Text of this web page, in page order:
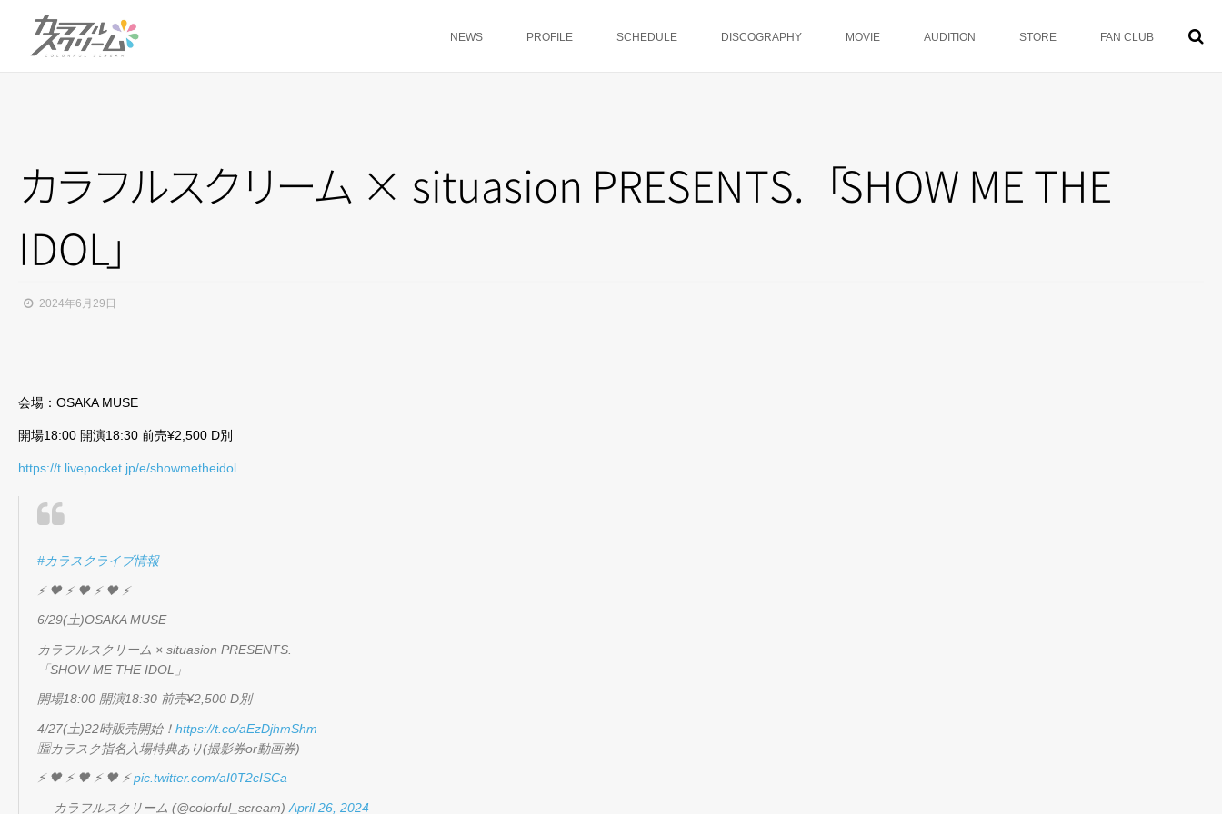
NEWS PROFILE SCHEDULE DISCOGRAPHY MOVIE AUDITION STORE FAN CLUB
カラフルスク リ ーム × situasion PRESENTS. 「SHOW ME THE
IDOL 」
2024年6月29日
会場：OSAKA MUSE
開場18:00 開演18:30 前売¥2,500 D別
https://t.livepocket.jp/e/showmetheidol
#カラスクライブ情報
⚡️ 🖤 ⚡️ 🖤 ⚡️ 🖤 ⚡️
6/29(土)OSAKA MUSE
カラフルスクリーム × situasion PRESENTS.
「SHOW ME THE IDOL」
開場18:00 開演18:30 前売¥2,500 D別
4/27(土)22時販売開始！ https://t.co/aEzDjhmShm
🈯️カラスク指名入場特典あり(撮影券or動画券)
⚡️ 🖤 ⚡️ 🖤 ⚡️ 🖤 ⚡️pic.twitter.com/aI0T2cISCa
— カラフルスクリーム (@colorful_scream) April 26, 2024